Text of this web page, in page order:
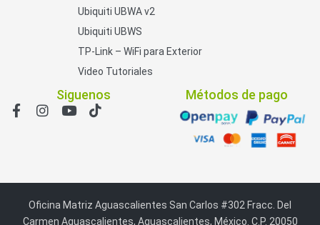
Ubiquiti UBWA v2
Ubiquiti UBWS
TP-Link – WiFi para Exterior
Video Tutoriales
Siguenos Métodos de pago
Oficina Matriz Aguascalientes San Carlos #302 Fracc. Del
Carmen Aguascalientes, Aguascalientes, México. C.P. 20050